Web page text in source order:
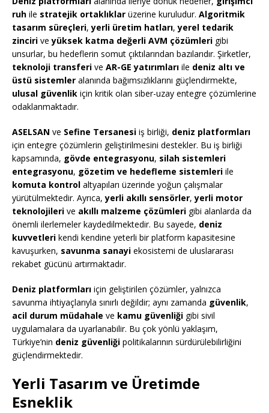
ruh ile stratejik ortaklıklar üzerine kuruludur. Algoritmik
tasarım süreçleri,yerli üretim hatları,yerel tedarik
zinciri veyüksek katma değerli AVM çözümleri gibi
unsurlar, bu hedeflerin somut çıktılarından bazılarıdır. Şirketler,
teknoloji transferi ve AR-GE yatırımları ile deniz altı ve
üstü sistemler alanında bağımsızlıklarını güçlendirmekte,
ulusal güvenlik için kritik olan siber-uzay entegre çözümlerine
odaklanmaktadır.
ASELSAN ve Sefine Tersanesi iş birliği, deniz platformları
için entegre çözümlerin geliştirilmesini destekler. Bu iş birliği
kapsamında, gövde entegrasyonu, silah sistemleri
entegrasyonu, gözetim ve hedefleme sistemleri ile
komuta kontrol altyapıları üzerinde yoğun çalışmalar
yürütülmektedir. Ayrıca,yerli akıllı sensörler,yerli motor
teknolojileri ve akıllı malzeme çözümleri gibi alanlarda da
önemli ilerlemeler kaydedilmektedir. Bu sayede, deniz
kuvvetleri kendi kendine yeterli bir platform kapasitesine
kavuşurken, savunma sanayi ekosistemi de uluslararası
rekabet gücünü artırmaktadır.
Deniz platformları için geliştirilen çözümler, yalnızca
savunma ihtiyaçlarıyla sınırlı değildir; aynı zamanda güvenlik,
acil durum müdahale ve kamu güvenliği gibi sivil
uygulamalara da uyarlanabilir. Bu çok yönlü yaklaşım,
Türkiye’nin deniz güvenliği politikalarının sürdürülebilirliğini
güçlendirmektedir.
Yerli Tasarım ve Üretimde
Esneklik